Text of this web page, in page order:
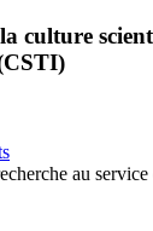
culture
au